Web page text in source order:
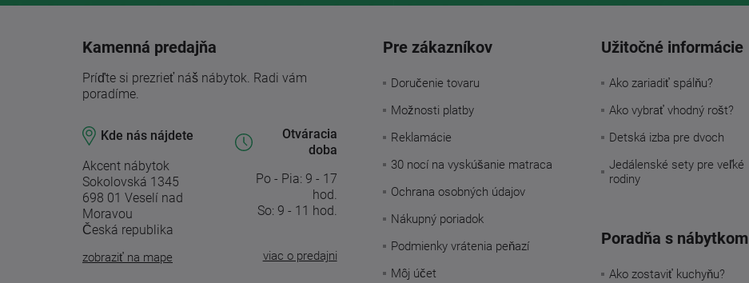
Kamenná predajňa
Príďte si prezrieť náš nábytok. Radi vám
poradíme.
Kde nás nájdete
Akcent nábytok
Sokolovská 1345
698 01 Veselí nad
Moravou
Česká republika
zobraziť na mape
Otváracia
doba
Po - Pia: 9 - 17
hod.
So: 9 - 11 hod.
viac o predajni
Pre zákazníkov
Doručenie tovaru
Možnosti platby
Reklamácie
30 nocí na vyskúšanie matraca
Ochrana osobných údajov
Nákupný poriadok
Podmienky vrátenia peňazí
Môj účet
Užitočné informácie
Ako zariadiť spálňu?
Ako vybrať vhodný rošt?
Detská izba pre dvoch
Jedálenské sety pre veľké
rodiny
Poradňa s nábytkom
Ako zostaviť kuchyňu?